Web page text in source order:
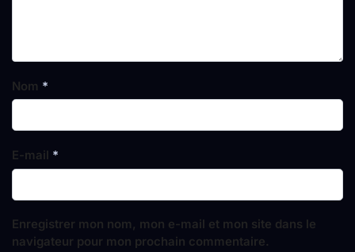
Nom *
E-mail *
Enregistrer mon nom, mon e-mail et mon site dans le
navigateur pour mon prochain commentaire.